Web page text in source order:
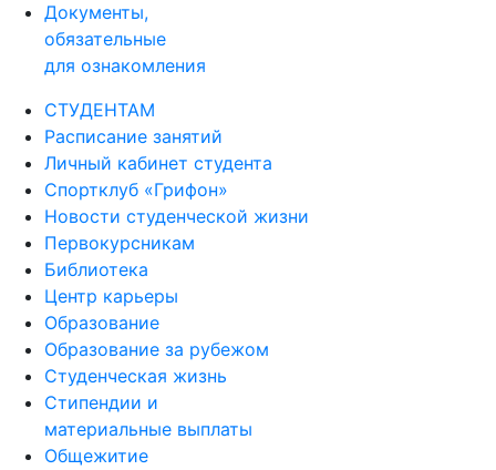
Документы,
обязательные
для ознакомления
СТУДЕНТАМ
Расписание занятий
Личный кабинет студента
Спортклуб «Грифон»
Новости студенческой жизни
Первокурсникам
Библиотека
Центр карьеры
Образование
Образование за рубежом
Студенческая жизнь
Стипендии и
материальные выплаты
Общежитие